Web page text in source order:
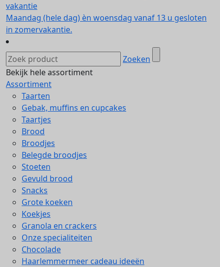
vakantie
Maandag (hele dag) èn woensdag vanaf 13 u gesloten
in zomervakantie.
Zoeken
Bekijk hele assortiment
Assortiment
Taarten
Gebak, muffins en cupcakes
Taartjes
Brood
Broodjes
Belegde broodjes
Stoeten
Gevuld brood
Snacks
Grote koeken
Koekjes
Granola en crackers
Onze specialiteiten
Chocolade
Haarlemmermeer cadeau ideeën